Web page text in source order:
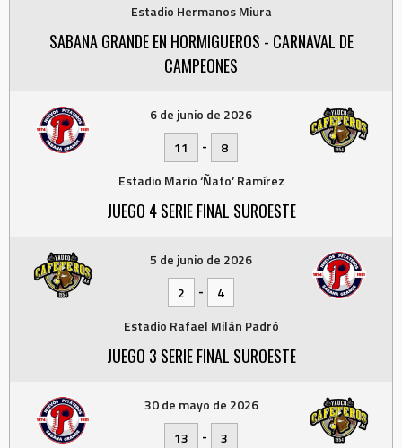
Estadio Hermanos Miura
SABANA GRANDE EN HORMIGUEROS - CARNAVAL DE
CAMPEONES
6 de junio de 2026
11
-
8
Estadio Mario ‘Ñato’ Ramírez
JUEGO 4 SERIE FINAL SUROESTE
5 de junio de 2026
2
-
4
Estadio Rafael Milán Padró
JUEGO 3 SERIE FINAL SUROESTE
30 de mayo de 2026
13
-
3